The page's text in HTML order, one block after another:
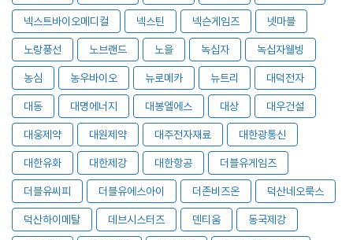
넥스트바이오메디컬 넥스틴 넥슨게임즈 넷마블
노랑풍선 노브랜드 노을 녹십자 녹십자웰빙
농심 농우바이오 뉴로메카 뉴트리 대덕전자
대동 대명에너지 대봉엘에스 대상 대우건설
대웅제약 대원제약 대주전자재료 대한광통신
대한유화 대한제강 대한항공 더블유게임즈
더블유씨피 더블유에스아이 더존비즈온 덕산네오룩스
덕산하이메탈 데브시스터즈 덴티움 동국제강